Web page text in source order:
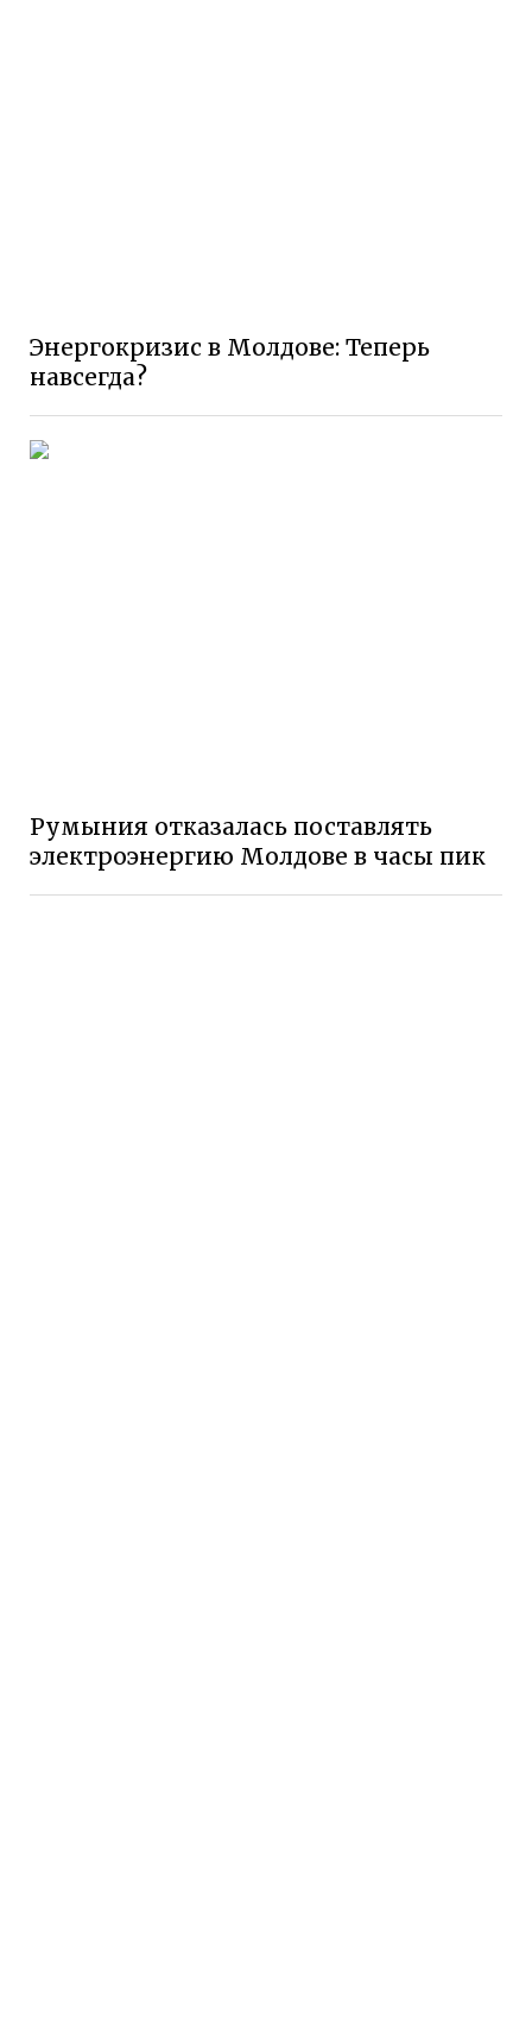
Энергокризис в Молдове: Теперь
навсегда?
Румыния отказалась поставлять
электроэнергию Молдове в часы пик